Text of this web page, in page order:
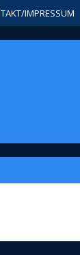
IMPRESSUM